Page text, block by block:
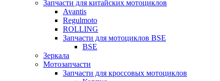
Запчасти для китайских мотоциклов
Avantis
Regulmoto
ROLLING
Запчасти для мотоциклов BSE
BSE
Зеркала
Мотозапчасти
Запчасти для кроссовых мотоциклов